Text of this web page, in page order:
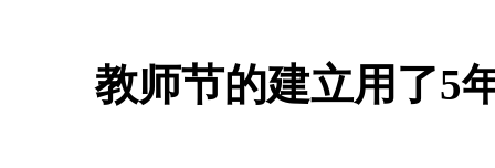
教师节的建立用了5